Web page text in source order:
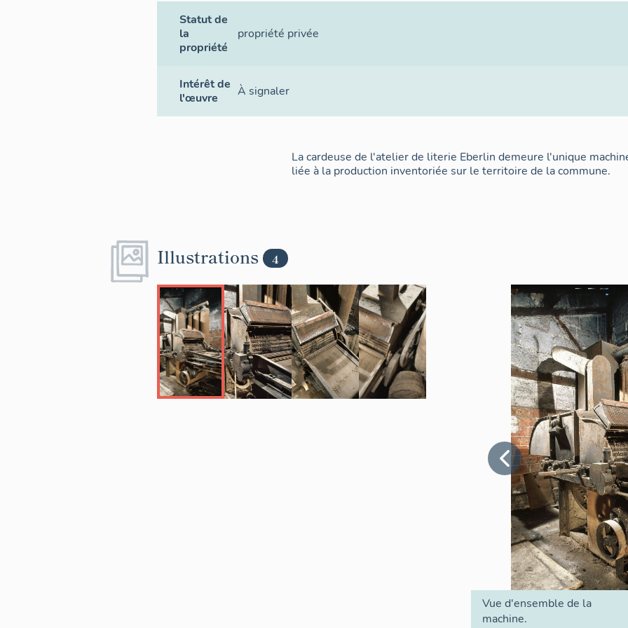
Statut de
la
propriété
propriété privée
Intérêt de
l'œuvre
À signaler
La cardeuse de l'atelier de literie Eberlin demeure l'unique
liée à la production inventoriée sur le territoire de la commune.
Illustrations 4
Vue d'ensemble de la
machine.